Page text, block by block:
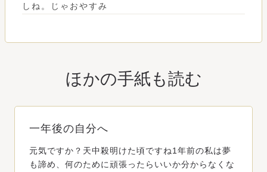
しね。じゃおやすみ
ほかの手紙も読む
一年後の自分へ
元気ですか？天中殺明けた頃ですね1年前の私は夢
も諦め、何のために頑張ったらいいか分からなくな